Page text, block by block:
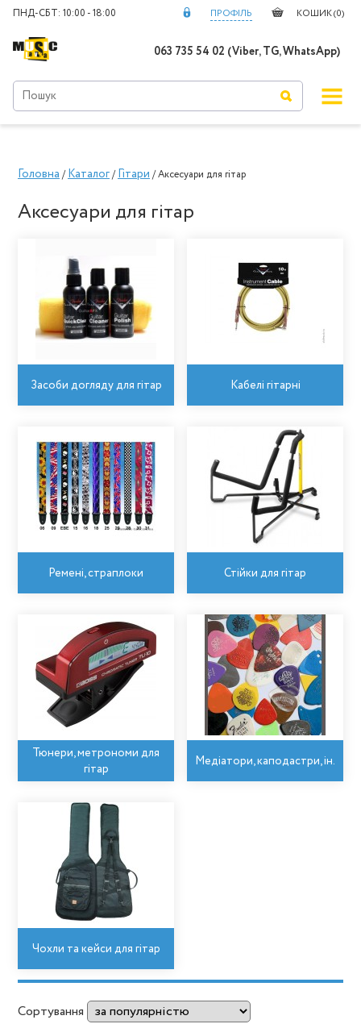
ПРОФІЛЬ КОШИК (0)
ПНД-СБТ: 10:00 - 18:00
063 735 54 02 (Viber, TG, WhatsApp)
Головна/Каталог/Гітари/ Аксесуари для гітар
Аксесуари для гітар
Засоби догляду для гітар Кабелі гітарні
Ремені, страплоки Стійки для гітар
Тюнери, метрономи для
гітар
Медіатори, каподастри, ін.
Чохли та кейси для гітар
Сортування